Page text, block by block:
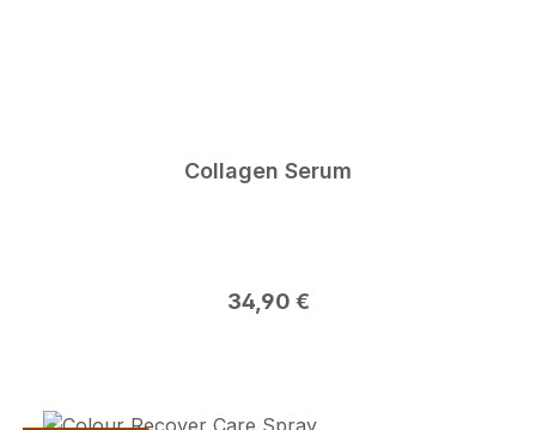
Collagen Serum
Regulärer Preis:
34,90 €